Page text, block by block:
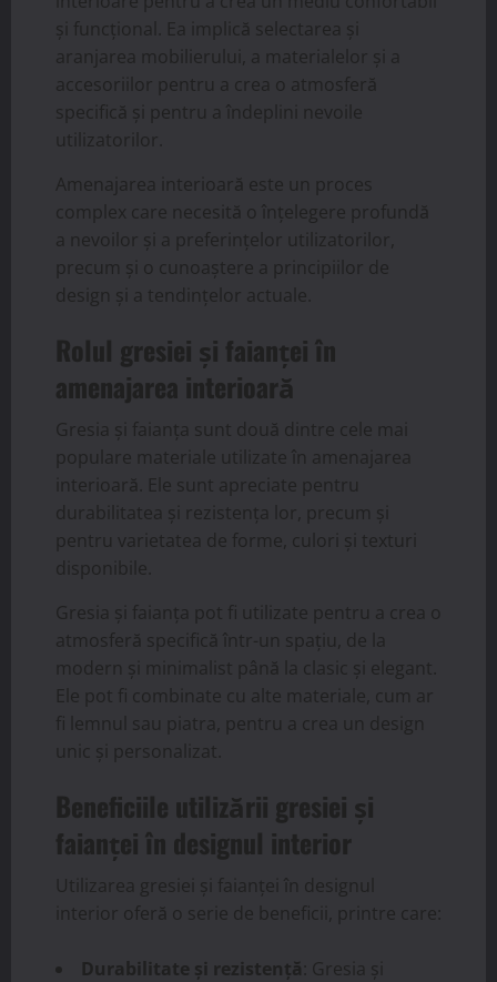
și funcțional. Ea implică selectarea și
aranjarea mobilierului, a materialelor și a
accesoriilor pentru a crea o atmosferă
specifică și pentru a îndeplini nevoile
utilizatorilor.
Amenajarea interioară este un proces
complex care necesită o înțelegere profundă
a nevoilor și a preferințelor utilizatorilor,
precum și o cunoaștere a principiilor de
design și a tendințelor actuale.
Rolul gresiei și faianței în
amenajarea interioară
Gresia și faianța sunt două dintre cele mai
populare materiale utilizate în amenajarea
interioară. Ele sunt apreciate pentru
durabilitatea și rezistența lor, precum și
pentru varietatea de forme, culori și texturi
disponibile.
Gresia și faianța pot fi utilizate pentru a crea o
atmosferă specifică într-un spațiu, de la
modern și minimalist până la clasic și elegant.
Ele pot fi combinate cu alte materiale, cum ar
fi lemnul sau piatra, pentru a crea un design
unic și personalizat.
Beneficiile utilizării gresiei și
faianței în designul interior
Utilizarea gresiei și faianței în designul
interior oferă o serie de beneficii, printre care:
Durabilitate și rezistență : Gresia și